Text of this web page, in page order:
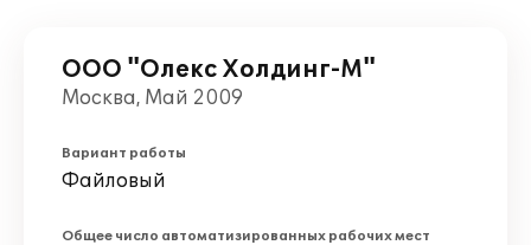
ООО "Олекс Холдинг-М"
Москва, Май 2009
Вариант работы
Файловый
Общее число автоматизированных рабочих мест